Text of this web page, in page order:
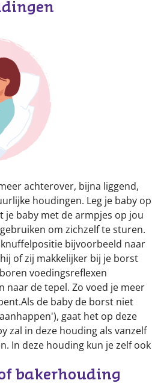
achterover, bijna liggend,
houdingen. Leg je baby op
je baby met de armpjes op jou
om zichzelf te sturen.
bijvoorbeeld naar
of zij makkelijker bij je borst
voedingsreflexen
naar de tepel. Zo voed je meer
de baby de borst niet
gaat het op deze
zal in deze houding als vanzelf
In deze houding kun je zelf ook
bakerhouding